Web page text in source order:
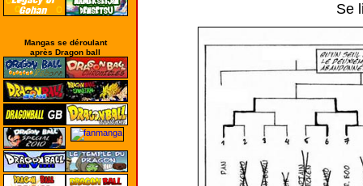
Mangas se déroulant
après Dragon ball
Se